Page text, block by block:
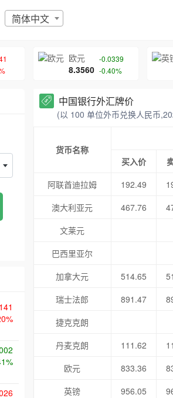
简体中文
欧元
8.3560
-0.0339
-0.40%
中国银行外汇牌价
(以 100 单位外币兑换人民币
货币名称
买入价
阿联酋迪拉姆
192.49
澳大利亚元
467.76
文莱元
巴西里亚尔
加拿大元
514.65
瑞士法郎
891.47
捷克克朗
丹麦克朗
111.62
欧元
833.36
英镑
956.05